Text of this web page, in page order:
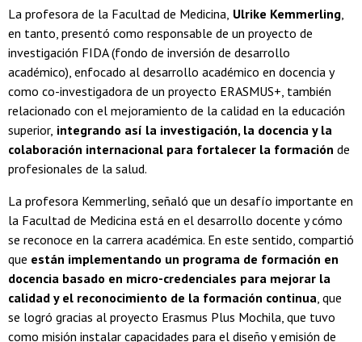
La profesora de la Facultad de Medicina, Ulrike Kemmerling,
en tanto, presentó como responsable de un proyecto de
investigación FIDA (fondo de inversión de desarrollo
académico), enfocado al desarrollo académico en docencia y
como co-investigadora de un proyecto ERASMUS+, también
relacionado con el mejoramiento de la calidad en la educación
superior, integrando así la investigación, la docencia y la
colaboración internacional para fortalecer la formación de
profesionales de la salud.
La profesora Kemmerling, señaló que un desafío importante en
la Facultad de Medicina está en el desarrollo docente y cómo
se reconoce en la carrera académica. En este sentido, compartió
que están implementando un programa de formación en
docencia basado en micro-credenciales para mejorar la
calidad y el reconocimiento de la formación continua, que
se logró gracias al proyecto Erasmus Plus Mochila, que tuvo
como misión instalar capacidades para el diseño y emisión de